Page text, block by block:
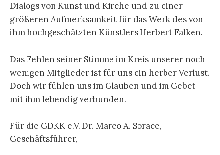
Dialogs von Kunst und Kirche und zu einer
größeren Aufmerksamkeit für das Werk des von
ihm hochgeschätzten Künstlers Herbert Falken.
Das Fehlen seiner Stimme im Kreis unserer noch
wenigen Mitglieder ist für uns ein herber Verlust.
Doch wir fühlen uns im Glauben und im Gebet
mit ihm lebendig verbunden.
Für die GDKK e.V. Dr. Marco A. Sorace,
Geschäftsführer,